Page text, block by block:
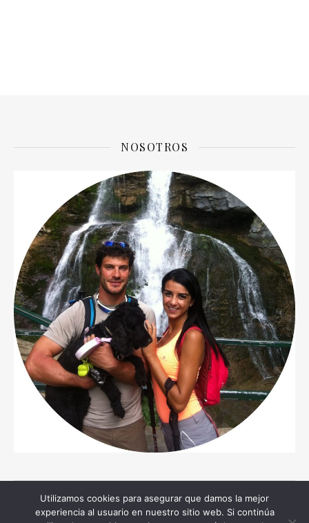
NOSOTROS
Copyright © 2026 moreocio.com, todos los derechos reservados
Utilizamos cookies para asegurar que damos la mejor
experiencia al usuario en nuestro sitio web. Si continúa